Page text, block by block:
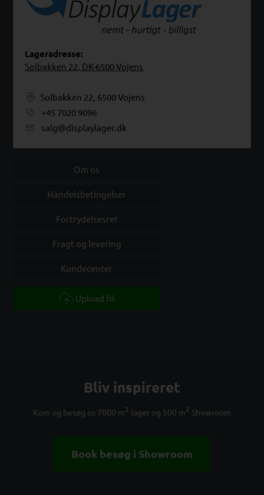
Lageradresse:
Solbakken 22, DK-6500 Vojens
Solbakken 22, 6500 Vojens
+45 7020 9096
salg@displaylager.dk
Om os
Handelsbetingelser
Fortrydelsesret
Fragt og levering
Kundecenter
Upload fil
Bliv inspireret
Kom og besøg os 7000 m2 lager og 500 m2 Showroom
Book besøg i Showroom